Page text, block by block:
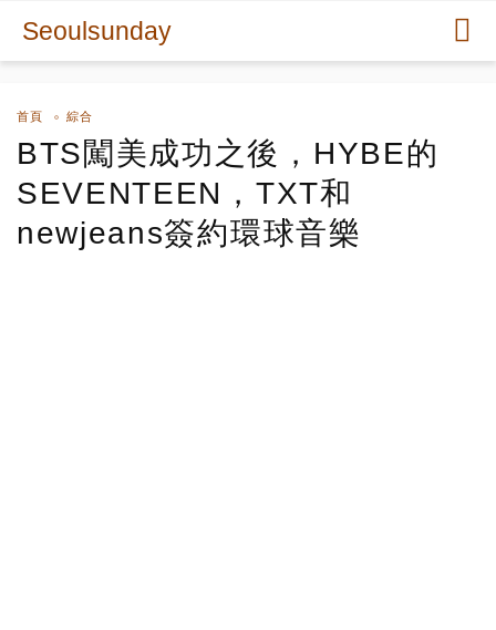
Seoulsunday
首頁 綜合
BTS闖美成功之後，HYBE的
SEVENTEEN，TXT和
newjeans簽約環球音樂